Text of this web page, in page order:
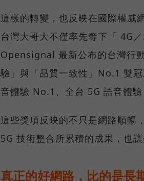
這樣的轉變，也反映在國際權
台灣大哥大不僅率先奪下「 4G
Opensignal 最新公布的台灣行
驗」與「品質一致性」No.1 雙
音體驗 No.1、全台 5G 語音體
這些獎項反映的不只是網路順暢
5G 技術整合所累積的成果，也
真正的好網路，比的是長